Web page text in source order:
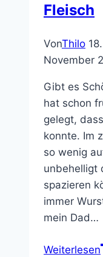
Fleisch
VonThilo
November
Gibt es
hat schon
gelegt,
konnte. Im
so wenig
unbehelligt
spazieren
immer
mein Dad…
Weiterlesen